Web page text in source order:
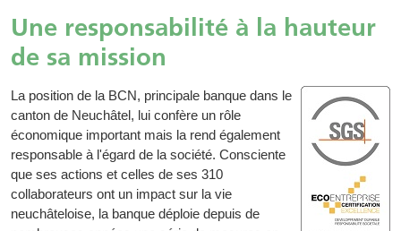
Body
Une responsabilité à la hauteur
de sa mission
La position de la BCN, principale banque dans le
canton de Neuchâtel, lui confère un rôle
économique important mais la rend également
responsable à l'égard de la société. Consciente
que ses actions et celles de ses 310
collaborateurs ont un impact sur la vie
neuchâteloise, la banque déploie depuis de